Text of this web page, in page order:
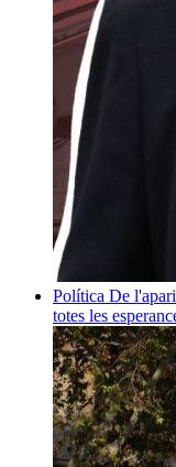
Política De
totes les